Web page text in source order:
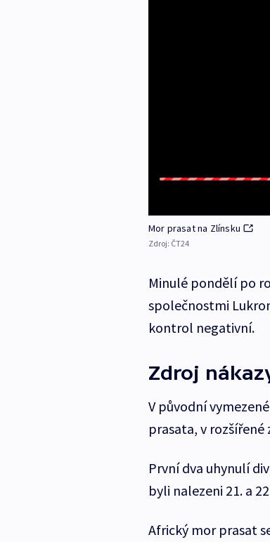
Mor prasat na Zlínsku
Zdroj: ČT24
Minulé pondělí po
společnostmi
kontrol negativní.
Zdroj
V původní
prasata, v
První dva uhynulí
byli nalezeni 21. a
Africký mor prasat